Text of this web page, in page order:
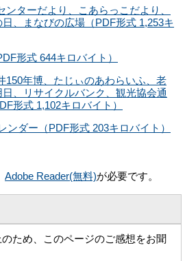
ターだより、こあらっこだより、
、まなびの広場（PDF形式 1,253キ
形式 644キロバイト）
年博、たじぃのあわらいふ、老
、リサイクルバンク、観光協会通
形式 1,102キロバイト）
ダー（PDF形式 203キロバイト）
Adobe Reader(無料)が必要です。
ため、このページのご感想をお聞